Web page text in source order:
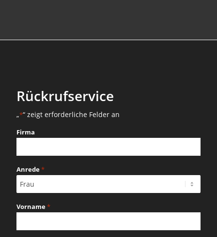
Rückrufservice
„*“ zeigt erforderliche Felder an
Firma
Anrede*
Vorname*